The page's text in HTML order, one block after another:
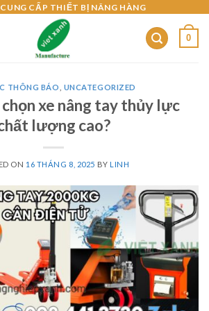
CẤP THIẾT BỊ NÂNG HÀNG
0
THÔNG BÁO UNCATEGORIZED
xe nâng tay thủy lực
lượng cao?
ON 16 THÁNG 8, 2025 BYLINH